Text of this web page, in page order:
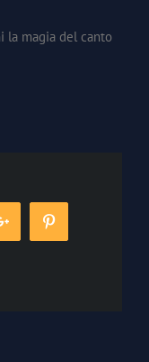
la magia del canto
Google+